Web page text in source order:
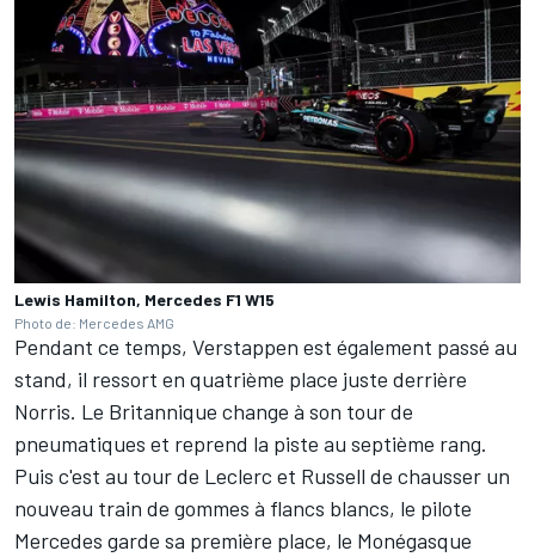
Lewis Hamilton, Mercedes F1 W15
Photo de: Mercedes AMG
Pendant ce temps, Verstappen est également passé au
stand, il ressort en quatrième place juste derrière
Norris. Le Britannique change à son tour de
pneumatiques et reprend la piste au septième rang.
Puis c'est au tour de Leclerc et Russell de chausser un
nouveau train de gommes à flancs blancs, le pilote
Mercedes garde sa première place, le Monégasque